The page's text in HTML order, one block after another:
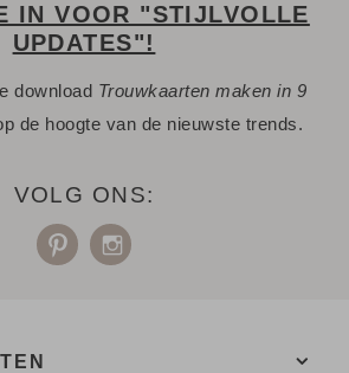
IN VOOR "STIJLVOLLE
UPDATES"!
download Trouwkaarten maken in 9
de hoogte van de nieuwste trends.
VOLG ONS: